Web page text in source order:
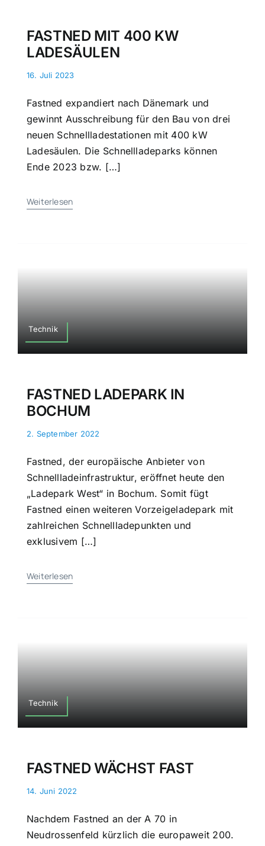
FASTNED MIT 400 KW
LADESÄULEN
16. Juli 2023
Fastned expandiert nach Dänemark und
gewinnt Ausschreibung für den Bau von drei
neuen Schnellladestationen mit 400 kW
Ladesäulen. Die Schnellladeparks können
Ende 2023 bzw. […]
Weiterlesen
Technik
FASTNED LADEPARK IN
BOCHUM
2. September 2022
Fastned, der europäische Anbieter von
Schnellladeinfrastruktur, eröffnet heute den
„Ladepark West“ in Bochum. Somit fügt
Fastned einen weiteren Vorzeigeladepark mit
zahlreichen Schnellladepunkten und
exklusivem […]
Weiterlesen
Technik
FASTNED WÄCHST FAST
14. Juni 2022
Nachdem Fastned an der A 70 in
Neudrossenfeld kürzlich die europaweit 200.